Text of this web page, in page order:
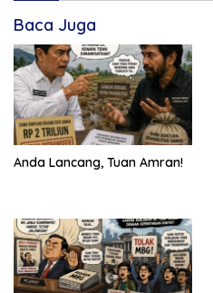
Baca Juga
Anda Lancang, Tuan Amran!